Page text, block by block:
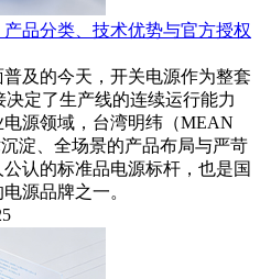
品分类、技术优势与官方授权
及的今天，开关电源作为整套
定了生产线的连续运行能力
源领域，台湾明纬（MEAN
淀、全场景的产品布局与严苛
认的标准品电源标杆，也是国
源品牌之一。